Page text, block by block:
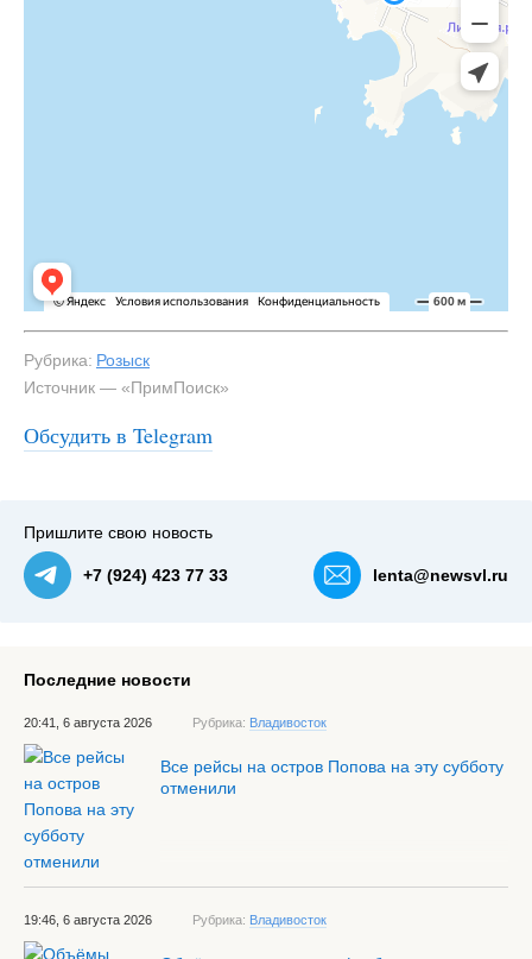
Рубрика: Розыск
Источник — «ПримПоиск»
Обсудить в Telegram
#1
Пришлите свою новость
+7 (924) 423 77 33 lenta@newsvl.ru
Последние новости
20:41, 6 августа 2026 Рубрика: Владивосток
Все рейсы на остров Попова на эту субботу
отменили
19:46, 6 августа 2026 Рубрика: Владивосток